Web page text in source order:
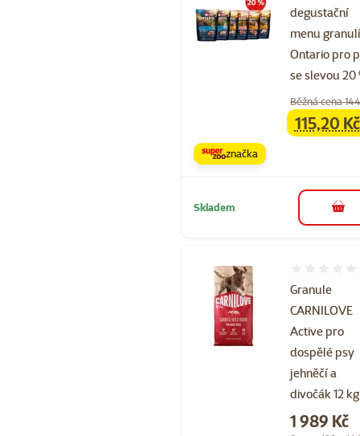
degustační
menu
Ontario pro
se slevou 20
Běžná cena
family
115,20 Kč
značka
Skladem do
Granule
CARNILOVE
Active pro
dospělé psy
jehněčí a
divočák 12 kg
Cena
1 989 Kč